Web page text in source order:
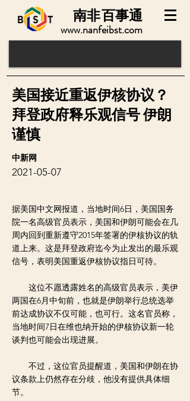
www.nanfeibst.com
百事通
南非
据美国中文网报道，当地时间6日，美国国务
院一名高级官员表示，美国和伊朗可能会在几
周内回到重新遵守2015年签署的伊核协议的轨
道上来。这是拜登政府迄今为止发出的最乐观
信号，表明美国重返伊核协议指日可待。
这位不愿透露姓名的高级官员表示，美伊
两国在6月中旬前，也就是伊朗举行总统选举
前达成协议不仅可能，也可行。这名官员称，
当地时间7日在维也纳开始的伊核协议新一轮
谈判也可能会出现进展。
不过，这位官员提醒道，美国和伊朗在协
议条款上仍然存在分歧，他没有提供具体细
节。
中新网
2021-05-07
美国接近重返伊核协议？
拜登政府释乐观信号 伊朗
谨慎